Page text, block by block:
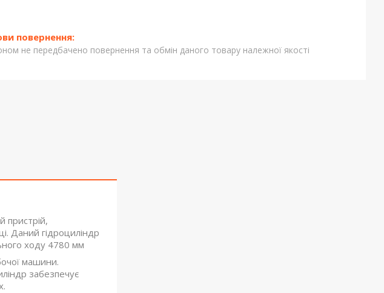
не передбачено повернення та обмін даного товару належної якості
пристрій,
Даний гідроциліндр
ходу 4780 мм
машини.
забезпечує